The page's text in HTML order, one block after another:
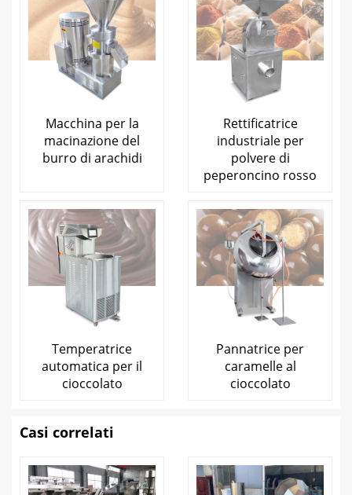
Macchina per la
macinazione del
burro di arachidi
Rettificatrice
industriale per
polvere di
peperoncino rosso
Temperatrice
automatica per il
cioccolato
Pannatrice per
caramelle al
cioccolato
Casi correlati